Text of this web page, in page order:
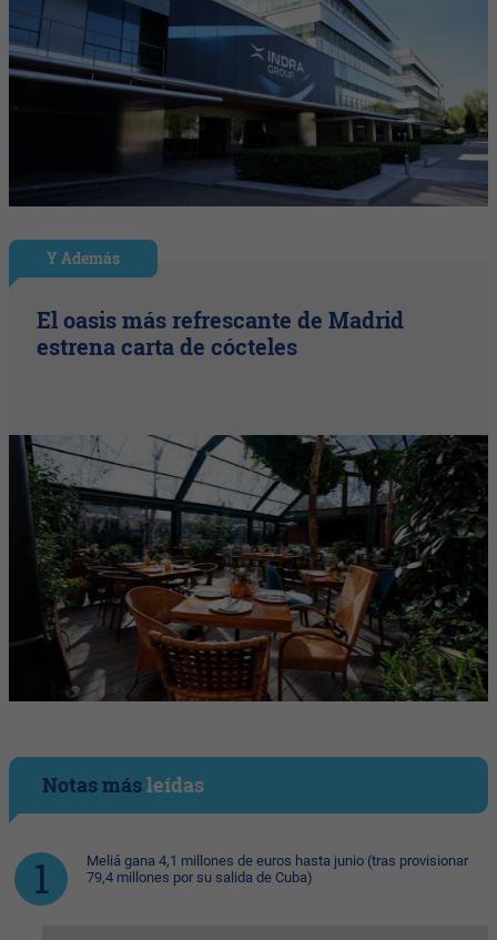
Y Además
El oasis más refrescante de Madrid
estrena carta de cócteles
Notas másleídas
Meliá gana 4,1 millones de euros hasta junio (tras provisionar
79,4 millones por su salida de Cuba)